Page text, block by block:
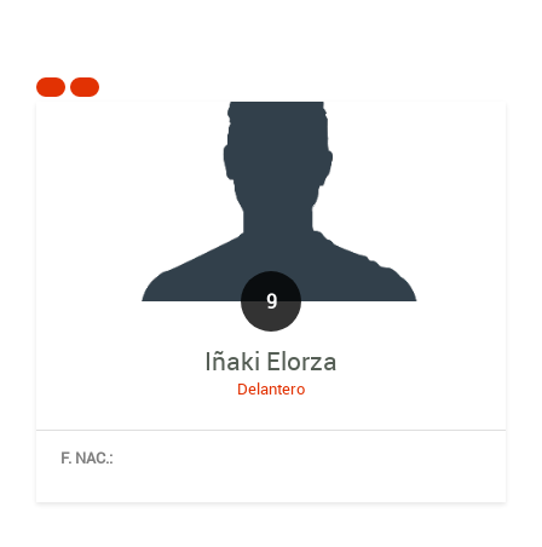
9
Iñaki Elorza
Delantero
F. NAC.: